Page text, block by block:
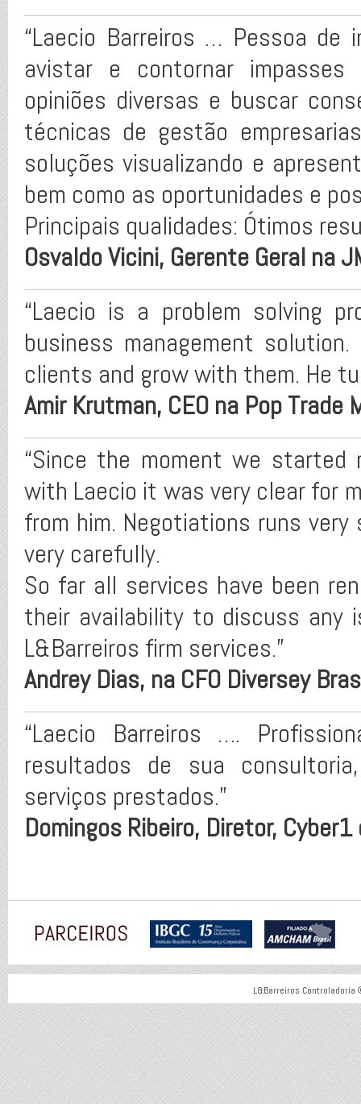
“Laecio Barreiros … Pessoa de
avistar e contornar impasses
opiniões diversas e buscar
técnicas de gestão
soluções visualizando e
bem como as oportunidades e
Principais qualidades: Ótimos
Osvaldo Vicini, Gerente Geral na
“Laecio is a problem solving
business management
clients and grow with them. He
Amir Krutman, CEO na Pop Trade
“Since the moment we started
with Laecio it was very clear for
from him. Negotiations runs
very carefully.
So far all services have been
their availability to discuss any
L&Barreiros firm services.”
Andrey Dias, na CFO Diversey
“Laecio Barreiros ….
resultados de sua
serviços prestados.”
Domingos Ribeiro, Diretor,
L&Barreiros